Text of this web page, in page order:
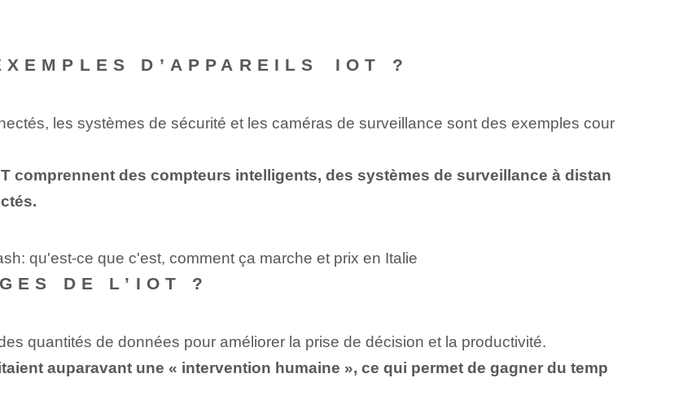
D’APPAREILS ⁣IOT ?
les systèmes de sécurité et les caméras de surveillance sont des exemples cour
comprennent des compteurs intelligents, des systèmes de surveillance à distan
qu'est-ce que c'est, comment ça marche et prix en Italie
DE L’IOT ?
quantités de données pour améliorer la prise de décision et la productivité.
auparavant une « intervention humaine », ce qui permet de gagner du temp